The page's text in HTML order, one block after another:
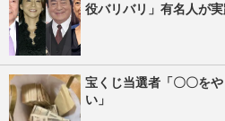
役バリバリ」有名人が
宝くじ当選者「〇〇を
い」